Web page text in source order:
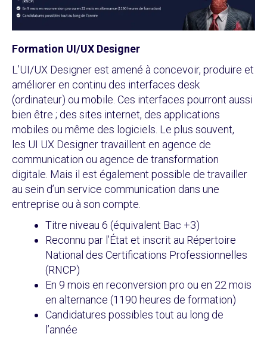
Formation UI/UX Designer
L’UI/UX Designer est amené à concevoir, produire et
améliorer en continu des interfaces desk
(ordinateur) ou mobile. Ces interfaces pourront aussi
bien être ; des sites internet, des applications
mobiles ou même des logiciels. Le plus souvent,
les UI UX Designer travaillent en agence de
communication ou agence de transformation
digitale. Mais il est également possible de travailler
au sein d’un service communication dans une
entreprise ou à son compte.
Titre niveau 6 (équivalent Bac +3)
Reconnu par l’État et inscrit au Répertoire
National des Certifications Professionnelles
(RNCP)
En 9 mois en reconversion pro ou en 22 mois
en alternance (1190 heures de formation)
Candidatures possibles tout au long de
l’année